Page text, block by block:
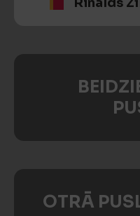
OTRĀ